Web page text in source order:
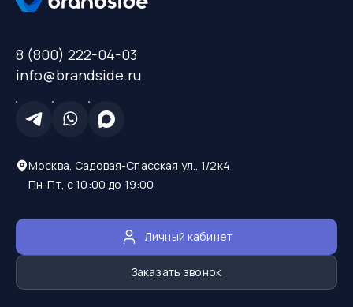
8 (800) 222-04-03
info@brandside.ru
Москва, Садовая-Спасская ул., 1/2к4
Пн-Пт, с 10:00 до 19:00
Личный кабинет
Заказать звонок